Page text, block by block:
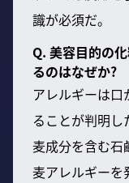
識が必須だ。
Q. 美容目的の
るのはなぜか?
アレルギーは
ることが判明
麦成分を含む石
麦アレルギーを